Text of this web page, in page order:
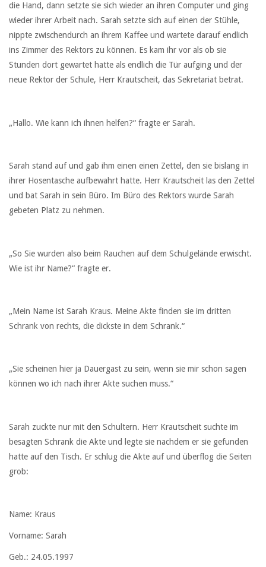
die Hand, dann setzte sie sich wieder an ihren Computer und ging
wieder ihrer Arbeit nach. Sarah setzte sich auf einen der Stühle,
nippte zwischendurch an ihrem Kaffee und wartete darauf endlich
ins Zimmer des Rektors zu können. Es kam ihr vor als ob sie
Stunden dort gewartet hatte als endlich die Tür aufging und der
neue Rektor der Schule, Herr Krautscheit, das Sekretariat betrat.
„Hallo. Wie kann ich ihnen helfen?“ fragte er Sarah.
Sarah stand auf und gab ihm einen einen Zettel, den sie bislang in
ihrer Hosentasche aufbewahrt hatte. Herr Krautscheit las den Zettel
und bat Sarah in sein Büro. Im Büro des Rektors wurde Sarah
gebeten Platz zu nehmen.
„So Sie wurden also beim Rauchen auf dem Schulgelände erwischt.
Wie ist ihr Name?“ fragte er.
„Mein Name ist Sarah Kraus. Meine Akte finden sie im dritten
Schrank von rechts, die dickste in dem Schrank.“
„Sie scheinen hier ja Dauergast zu sein, wenn sie mir schon sagen
können wo ich nach ihrer Akte suchen muss.“
Sarah zuckte nur mit den Schultern. Herr Krautscheit suchte im
besagten Schrank die Akte und legte sie nachdem er sie gefunden
hatte auf den Tisch. Er schlug die Akte auf und überflog die Seiten
grob:
Name: Kraus
Vorname: Sarah
Geb.: 24.05.1997